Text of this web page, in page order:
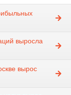
выросла
вырос